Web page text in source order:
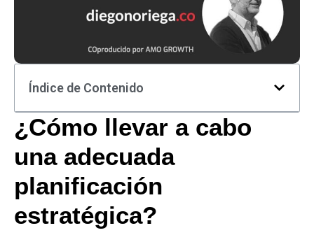
Índice de Contenido
¿Cómo llevar a cabo
una adecuada
planificación
estratégica?